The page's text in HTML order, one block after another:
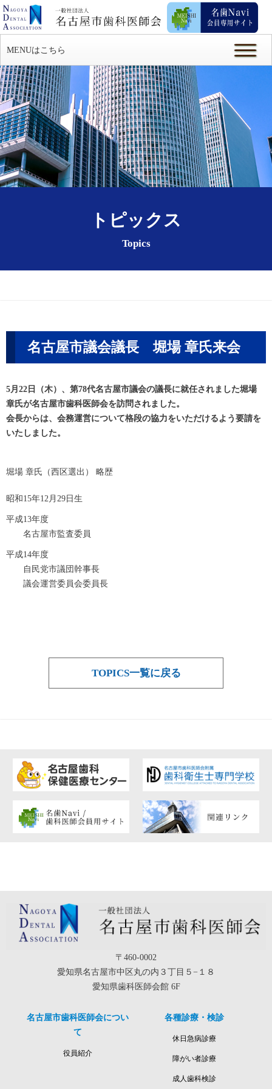
MENUはこちら
トピックス
Topics
名古屋市議会議長 堀場 章氏来会
5月22日（木）、第78代名古屋市議会の議長に就任されました堀場
章氏が名古屋市歯科医師会を訪問されました。
会長からは、会務運営について格段の協力をいただけるよう要請を
いたしました。
堀場 章氏（西区選出） 略歴
昭和15年12月29日生
平成13年度
名古屋市監査委員
平成14年度
自民党市議団幹事長
議会運営委員会委員長
TOPICS一覧に戻る
〒460-0002
愛知県名古屋市中区丸の内３丁目５−１８
愛知県歯科医師会館 6F
名古屋市歯科医師会につい
て
役員紹介
各種診療・検診
休日急病診療
障がい者診療
成人歯科検診